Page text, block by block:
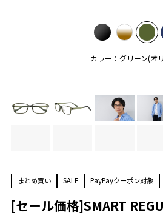
カラー：グリーン(オ
まとめ買い SALE PayPayクーポン対象
[セール価格]SMART